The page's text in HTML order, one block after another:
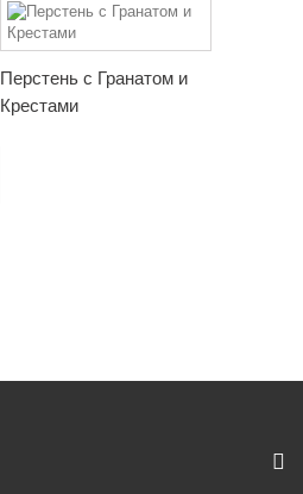
Перстень с Гранатом и
Крестами